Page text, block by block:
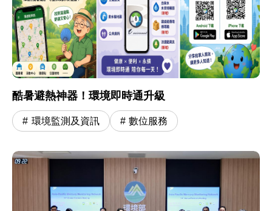
酷暑避熱神器！環境即時通升級
環境監測及資訊 數位服務